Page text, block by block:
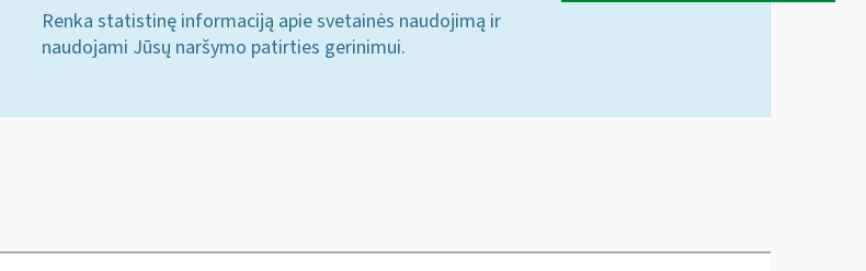
Renka statistinę informaciją apie svetainės naudojimą ir
naudojami Jūsų naršymo patirties gerinimui.